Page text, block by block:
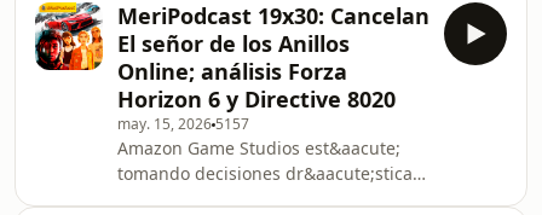
anunciado que las suscripciones
mensuales y trimestrales de PS Plus
Essential han pasado a costar
m&aacute;s dinero &ldquo;por las
condiciones del mercado&rdquo;. En
un primer momento hablaron
&uacute;nicamente de la
suscripci&oacute;n Essential, pero
MeriPodcast 19x30: Cancelan
El señor de los Anillos
Online; análisis Forza
Horizon 6 y Directive 8020
may. 15, 2026 5157
Amazon Game Studios est&aacute;
tomando decisiones dr&aacute;sticas.